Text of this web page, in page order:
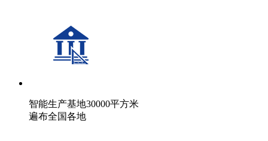
智能生产基地30000平方米
遍布全国各地